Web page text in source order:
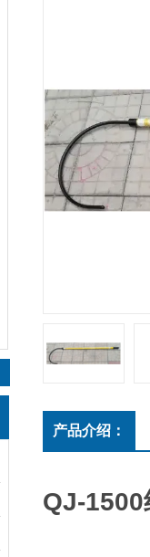
产品介绍：
QJ-1500